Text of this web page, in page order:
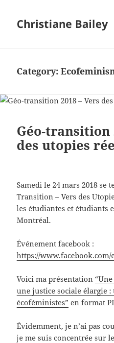
Christiane Bailey
Category:
Géo-transition
des utopies
Samedi le 24 mars 2018 se
Transition – Vers des
les étudiantes et étudiants
Montréal.
Événement facebook :
https://www.facebook.com/
Voici ma présentation
une justice sociale élargie
écoféministes” en format
Évidemment, je n’ai pas
je me suis concentrée sur